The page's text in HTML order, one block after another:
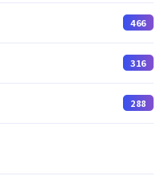
466
316
288